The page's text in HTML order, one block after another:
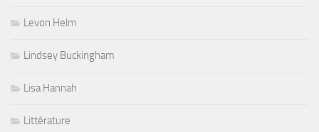
Levon Helm
Lindsey Buckingham
Lisa Hannah
Littérature